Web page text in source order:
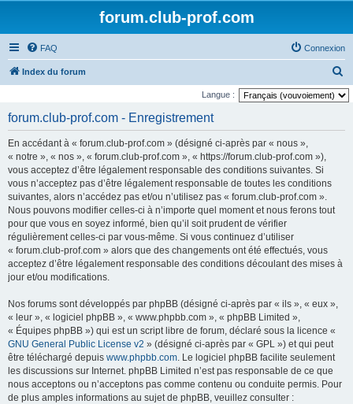
forum.club-prof.com
FAQ Connexion
Index du forum
e
Langue :
forum.club-prof.com - Enregistrement
En accédant à « forum.club-prof.com » (désigné ci-après par « nous »,
« notre », « nos », « forum.club-prof.com », « https://forum.club-prof.com »),
vous acceptez d’être légalement responsable des conditions suivantes. Si
vous n’acceptez pas d’être légalement responsable de toutes les conditions
suivantes, alors n’accédez pas et/ou n’utilisez pas « forum.club-prof.com ».
Nous pouvons modifier celles-ci à n’importe quel moment et nous ferons tout
pour que vous en soyez informé, bien qu’il soit prudent de vérifier
régulièrement celles-ci par vous-même. Si vous continuez d’utiliser
« forum.club-prof.com » alors que des changements ont été effectués, vous
acceptez d’être légalement responsable des conditions découlant des mises à
jour et/ou modifications.
Nos forums sont développés par phpBB (désigné ci-après par « ils », « eux »,
« leur », « logiciel phpBB », « www.phpbb.com », « phpBB Limited »,
« Équipes phpBB ») qui est un script libre de forum, déclaré sous la licence «
GNU General Public License v2 » (désigné ci-après par « GPL ») et qui peut
être téléchargé depuis www.phpbb.com. Le logiciel phpBB facilite seulement
les discussions sur Internet. phpBB Limited n’est pas responsable de ce que
nous acceptons ou n’acceptons pas comme contenu ou conduite permis. Pour
de plus amples informations au sujet de phpBB, veuillez consulter :